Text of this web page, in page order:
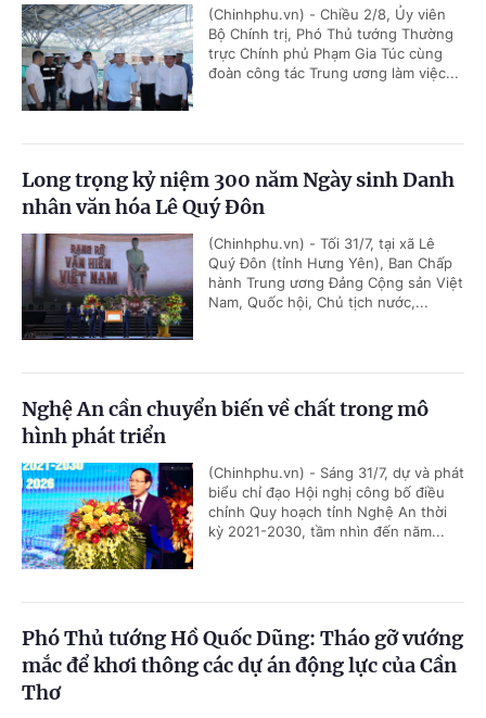
(Chinhphu.vn) - Chiều 2/8, Ủy viên
Bộ Chính trị, Phó Thủ tướng Thường
trực Chính phủ Phạm Gia Túc cùng
đoàn công tác Trung ương làm việc...
Long trọng kỷ niệm 300 năm Ngày sinh Danh
nhân văn hóa Lê Quý Đôn
(Chinhphu.vn) - Tối 31/7, tại xã Lê
Quý Đôn (tỉnh Hưng Yên), Ban Chấp
hành Trung ương Đảng Cộng sản Việt
Nam, Quốc hội, Chủ tịch nước,...
Nghệ An cần chuyển biến về chất trong mô
hình phát triển
(Chinhphu.vn) - Sáng 31/7, dự và phát
biểu chỉ đạo Hội nghị công bố điều
chỉnh Quy hoạch tỉnh Nghệ An thời
kỳ 2021-2030, tầm nhìn đến năm...
Phó Thủ tướng Hồ Quốc Dũng: Tháo gỡ vướng
mắc để khơi thông các dự án động lực của Cần
Thơ